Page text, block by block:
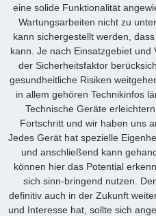
eine solide Funktionalität
Wartungsarbeiten nicht zu
kann sichergestellt werden,
kann. Je nach Einsatzgebiet und
der Sicherheitsfaktor
gesundheitliche Risiken
in allem gehören Technikinfos
Technische Geräte
Fortschritt und wir haben uns
Jedes Gerät hat spezielle
und anschließend kann
können hier das Potential
sich sinn-bringend nutzen.
definitiv auch in der Zukunft
und Interesse hat, sollte sich